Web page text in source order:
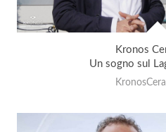
Kronos
Un sogno sul